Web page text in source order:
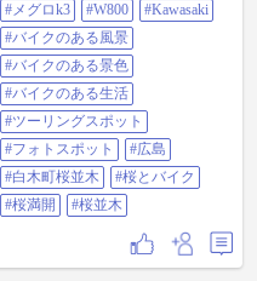
日の天気予報は、花散らしの雨☔
今日がラストチャンス！ 今年も綺
麗な桜が見れました🌸 ##メグロk3
#W800 #Kawasaki #バイクのある風
景 #バイクのある景色 #バイクのあ
る生活 #ツーリングスポット #フォ
トスポット #広島 #白木町桜並木 #
桜とバイク #桜満開 #桜並木
#メグロk3 #W800
#Kawasaki
#バイクのある風景
#バイクのある景色
#バイクのある生活
#ツーリングスポット
#フォトスポット
#広島
#白木町桜並木
#桜とバイク
#桜満開
#桜並木